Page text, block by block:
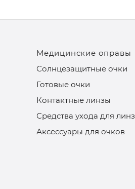
Медицинские оправы
Солнцезащитные очки
Готовые очки
Контактные линзы
Средства ухода для линз
Аксессуары для очков